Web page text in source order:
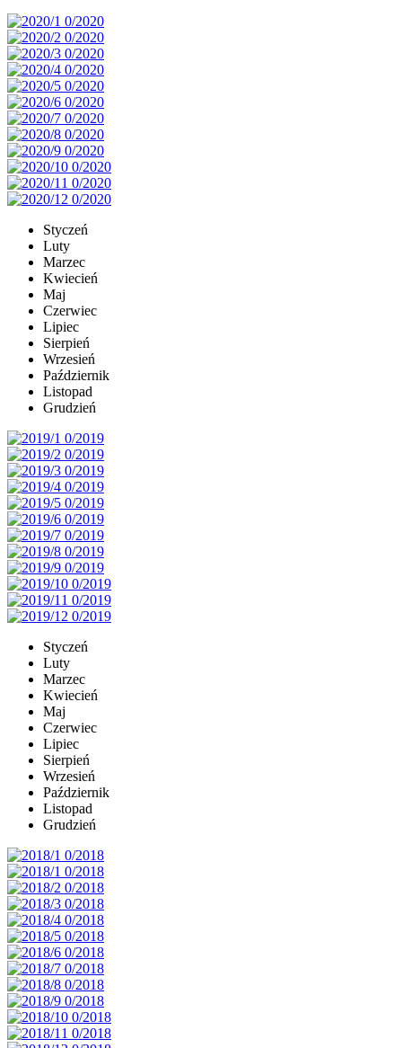
Styczeń
Luty
Marzec
Kwiecień
Maj
Czerwiec
Lipiec
Sierpień
Wrzesień
Październik
Listopad
Grudzień
Styczeń
Luty
Marzec
Kwiecień
Maj
Czerwiec
Lipiec
Sierpień
Wrzesień
Październik
Listopad
Grudzień